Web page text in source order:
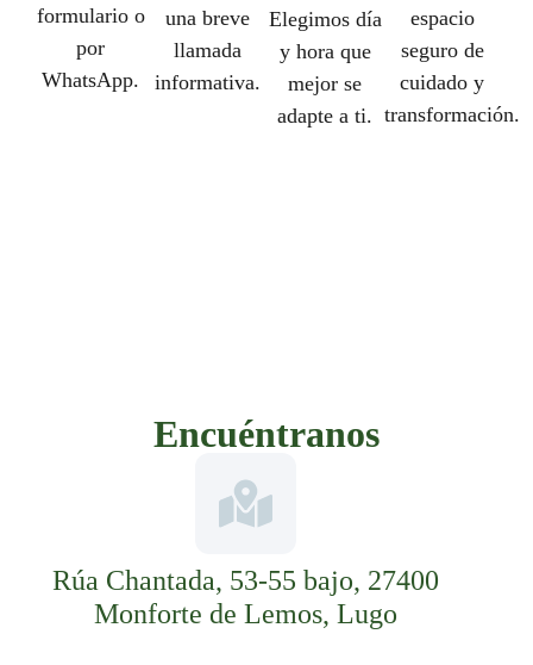
formulario o
por
WhatsApp.
una breve
llamada
informativa.
Elegimos día
y hora que
mejor se
adapte a ti.
espacio
seguro de
cuidado y
transformación.
Encuéntranos
Rúa Chantada, 53-55 bajo, 27400
Monforte de Lemos, Lugo